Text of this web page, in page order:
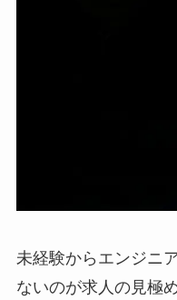
未経験からエンジニ
ないのが求人の見極め